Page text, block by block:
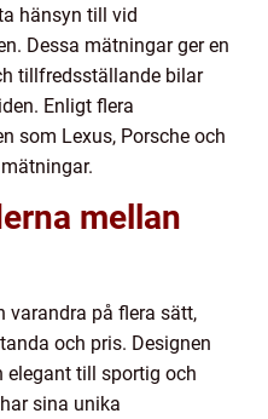
hänsyn till vid
Dessa mätningar ger en
tillfredsställande bilar
Enligt flera
som Lexus, Porsche och
mellan
varandra på flera sätt,
och pris. Designen
elegant till sportig och
sina unika